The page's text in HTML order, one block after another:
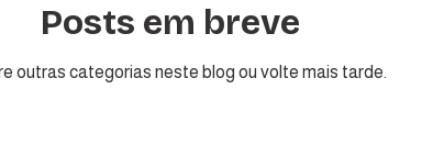
Posts em breve
outras categorias neste blog ou volte mais tarde.